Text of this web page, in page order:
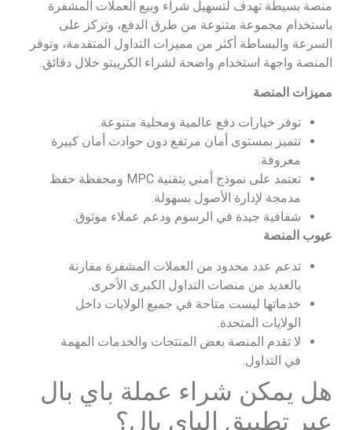
منصة بسيطة تهدف لتسهيل شراء وبيع العملات المشفرة
باستخدام مجموعة متنوعة من طرق الدفع، وتركز على
السرعة والبساطة أكثر من مميزات التداول المتقدمة، وتوفر
المنصة واجهة استخدام واضحة لشراء الكريبتو خلال دقائق.
مميزات المنصة
توفر خيارات دفع عالمية ومحلية متنوعة.
تتميز بمستوى أمان مرتفع دون حوادث أمان كبيرة
معروفة.
تعتمد على نموذج أمني بتقنية MPC ومحفظة حفظ
مدمجة لإدارة الأصول بسهولة.
شفافية جيدة في الرسوم ودعم عملاء موثوق.
عيوب المنصة
تدعم عدد محدود من العملات المشفرة مقارنة
بالعديد من منصات التداول الكبرى الأخرى.
خدماتها ليست متاحة في جميع الولايات داخل
الولايات المتحدة.
لا تقدم المنصة بعض المنتجات والخدمات المهمة
في التداول.
هل يمكن شراء عملة باي بال
عبر تطبيق الباي بال؟